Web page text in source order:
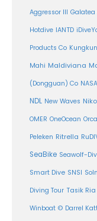
Aggressor III Galatea
Hotdive IANTD
Products Co
Mahi Maldiviana
(Dongguan) Co NASA
NDL New Waves
OMER OneOcean
Peleken Ritrella
SeaBike Seawolf-
Smart Dive SNSI
Diving Tour Tasik Ria
Winboat © Darrel